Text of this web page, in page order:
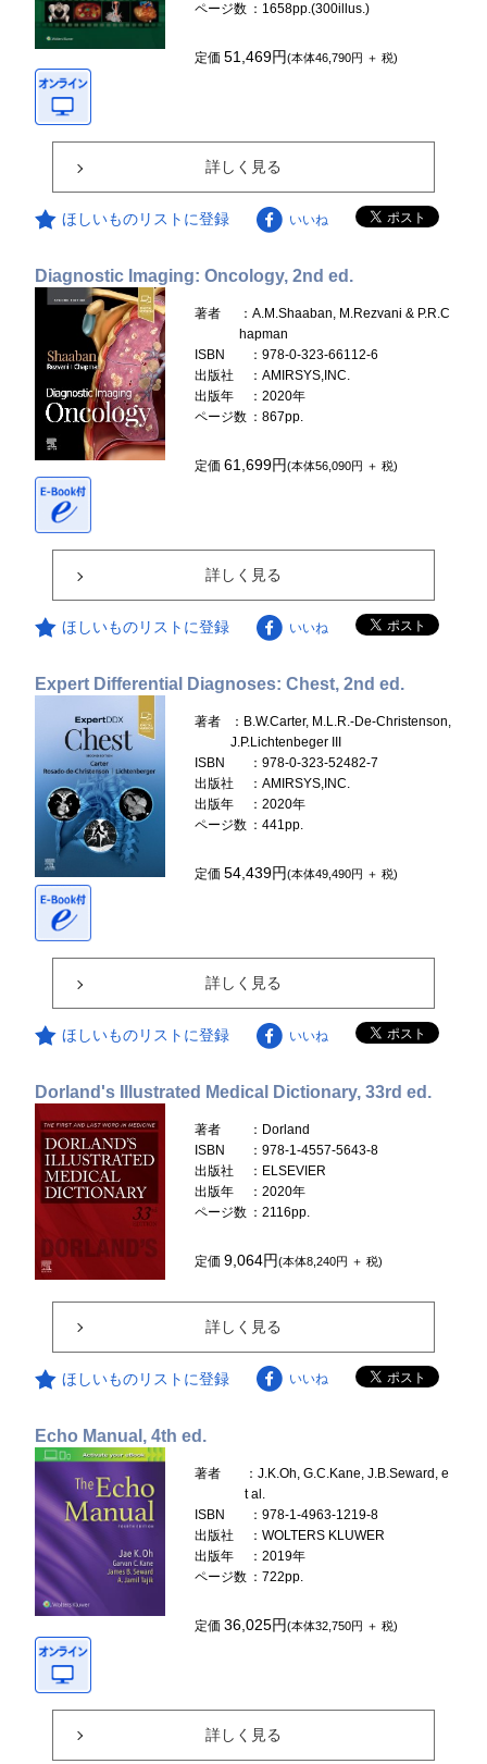
ページ数 ：1658pp.(300illus.)
定価51,469円(本体46,790円 ＋ 税)
詳しく見る
ほしいものリストに登録 いいね
Diagnostic Imaging: Oncology, 2nd ed.
著者
：A.M.Shaaban, M.Rezvani & P.R.C
hapman
ISBN
：978-0-323-66112-6
出版社
：AMIRSYS,INC.
出版年
：2020年
ページ数 ：867pp.
定価61,699円(本体56,090円 ＋ 税)
詳しく見る
ほしいものリストに登録 いいね
Expert Differential Diagnoses: Chest, 2nd ed.
著者
：B.W.Carter, M.L.R.-De-Christenson,
J.P.Lichtenbeger III
ISBN
：978-0-323-52482-7
出版社
：AMIRSYS,INC.
出版年
：2020年
ページ数 ：441pp.
定価54,439円(本体49,490円 ＋ 税)
詳しく見る
ほしいものリストに登録 いいね
Dorland's Illustrated Medical Dictionary, 33rd ed.
著者
：Dorland
ISBN
：978-1-4557-5643-8
出版社
：ELSEVIER
出版年
：2020年
ページ数 ：2116pp.
定価9,064円(本体8,240円 ＋ 税)
詳しく見る
ほしいものリストに登録 いいね
Echo Manual, 4th ed.
著者
：J.K.Oh, G.C.Kane, J.B.Seward, e
t al.
ISBN
：978-1-4963-1219-8
出版社
：WOLTERS KLUWER
出版年
：2019年
ページ数 ：722pp.
定価36,025円(本体32,750円 ＋ 税)
詳しく見る